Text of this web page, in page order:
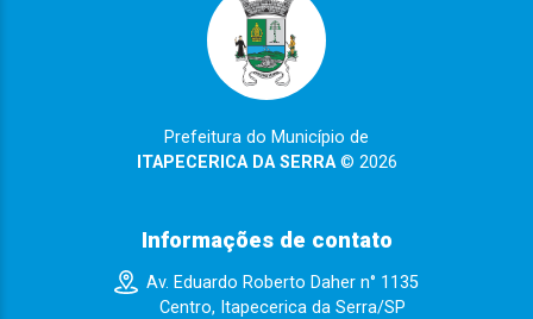
Prefeitura do Município de
ITAPECERICA DA SERRA© 2026
Informações de contato
Av. Eduardo Roberto Daher n° 1135
Centro, Itapecerica da Serra/SP